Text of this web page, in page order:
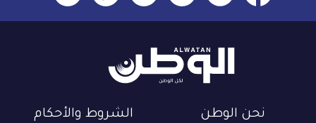
نحن الوطن الشروط والأحكام